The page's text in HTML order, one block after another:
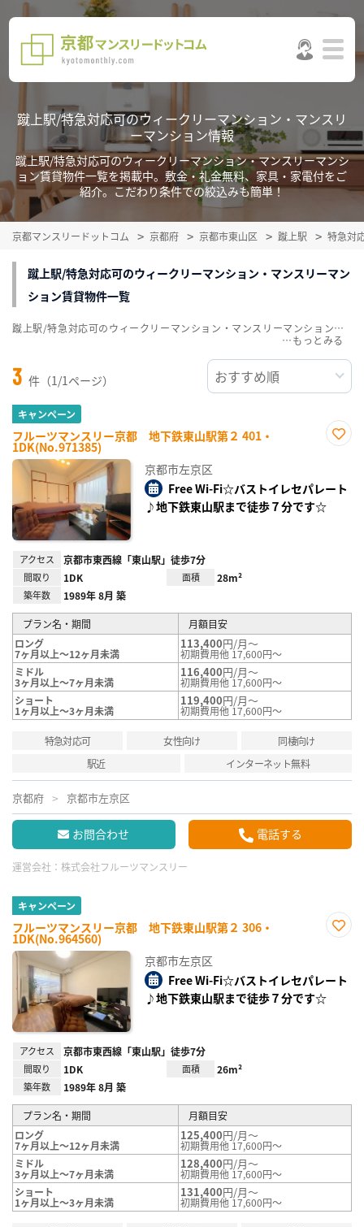
蹴上駅/特急対応可のウィークリーマンション・マンスリ
ーマンション情報
蹴上駅/特急対応可のウィークリーマンション・マンスリーマンシ
ョン賃貸物件一覧を掲載中。敷金・礼金無料、家具・家電付をご
紹介。こだわり条件での絞込みも簡単！
京都マンスリードットコム 京都府 京都市東山区 蹴上駅 特急対
蹴上駅/特急対応可のウィークリーマンション・マンスリーマン
ション賃貸物件一覧
3 件（1/1ページ）
キャンペーン
フルーツマンスリー京都 地下鉄東山駅第２ 401・
1DK(No.971385)
録
京都市左京区
Free Wi-Fi☆バストイレセパレート
♪地下鉄東山駅まで徒歩７分です☆
アクセス 京都市東西線「東山駅」徒歩7分
間取り 1DK 面積 28m²
築年数 1989年 8月 築
プラン名・期間
月額目安
ロング
7ヶ月以上～12ヶ月未満
113,400円/月～
初期費用他 17,600円～
ミドル
3ヶ月以上～7ヶ月未満
116,400円/月～
初期費用他 17,600円～
ショート
1ヶ月以上～3ヶ月未満
119,400円/月～
初期費用他 17,600円～
特急対応可 女性向け
同棲向け
駅近
インターネット無料
京都府 京都市左京区
お問合わせ 電話する
運営会社： 株式会社フルーツマンスリー
キャンペーン
フルーツマンスリー京都 地下鉄東山駅第２ 306・
1DK(No.964560)
録
京都市左京区
Free Wi-Fi☆バストイレセパレート
♪地下鉄東山駅まで徒歩７分です☆
アクセス 京都市東西線「東山駅」徒歩7分
間取り 1DK 面積 26m²
築年数 1989年 8月 築
プラン名・期間
月額目安
ロング
7ヶ月以上～12ヶ月未満
125,400円/月～
初期費用他 17,600円～
ミドル
3ヶ月以上～7ヶ月未満
128,400円/月～
初期費用他 17,600円～
ショート
1ヶ月以上～3ヶ月未満
131,400円/月～
初期費用他 17,600円～
蹴上駅/特急対応可のウィークリーマンション・マンスリーマンション賃貸物件一覧を掲載中。敷金・礼金無料、家具・家電付をご紹介。こだわり条件での絞込みも簡単！
…